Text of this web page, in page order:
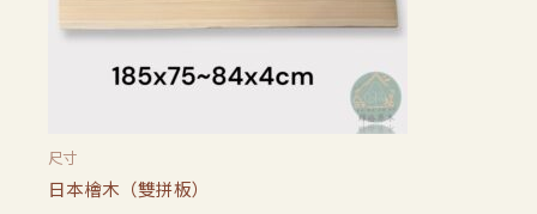
尺寸
日本檜木（雙拼板）